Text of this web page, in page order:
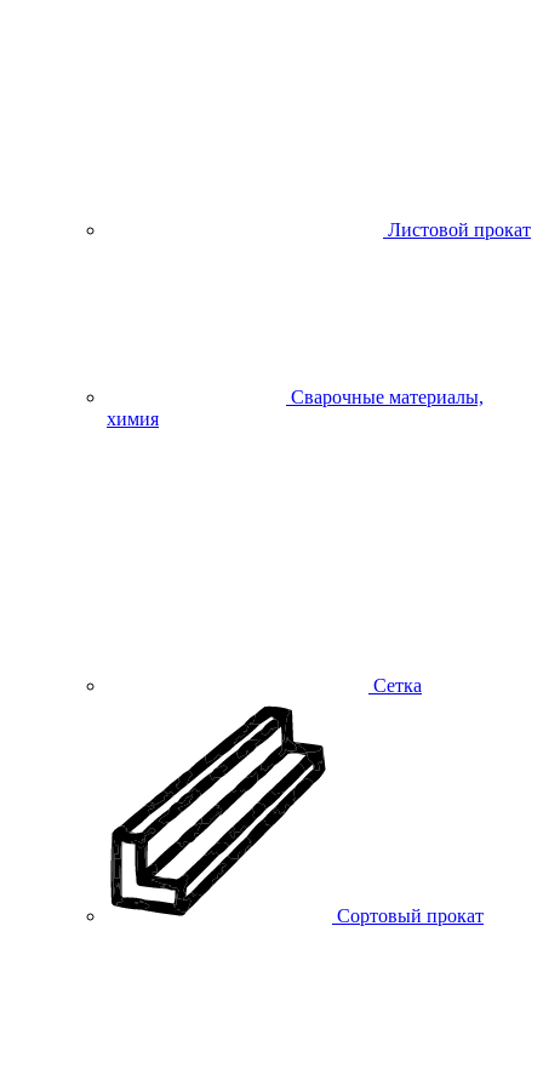
Листовой прокат
Сварочные материалы,
химия
Сетка
Сортовый прокат